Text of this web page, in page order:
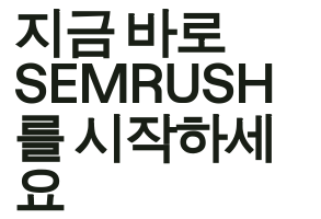
지금 바로
SEMRUSH
를 시작하세
요